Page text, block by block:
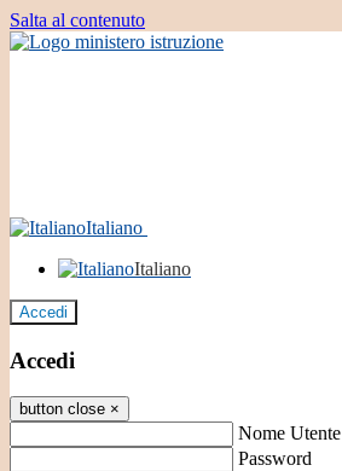
Salta al contenuto
Italiano
Italiano
Accedi
Accedi
button close ×
Nome Utente
Password